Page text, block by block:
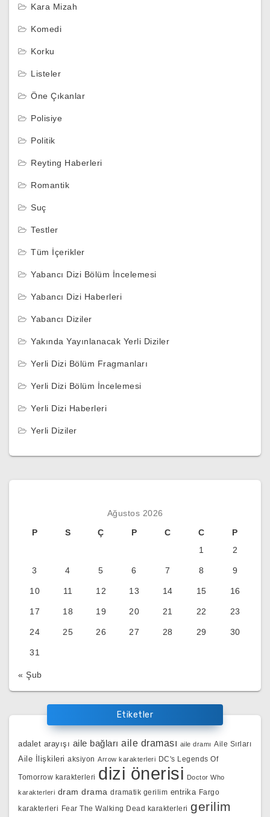
Kara Mizah
Komedi
Korku
Listeler
Öne Çıkanlar
Polisiye
Politik
Reyting Haberleri
Romantik
Suç
Testler
Tüm İçerikler
Yabancı Dizi Bölüm İncelemesi
Yabancı Dizi Haberleri
Yabancı Diziler
Yakında Yayınlanacak Yerli Diziler
Yerli Dizi Bölüm Fragmanları
Yerli Dizi Bölüm İncelemesi
Yerli Dizi Haberleri
Yerli Diziler
Ağustos 2026
P
S Ç P C C
P
1
2
3 4 5 6 7 8 9
10 11 12 13 14 15 16
17 18 19 20 21 22 23
24 25 26 27 28 29 30
31
« Şub
Etiketler
adalet arayışı aile bağları aile draması aile dramı Aile Sırları
Aile İlişkileri aksiyon Arrow karakterleri DC's Legends Of
Tomorrow karakterleri dizi önerisi Doctor Who
karakterleri dram drama dramatik gerilim entrika Fargo
karakterleri Fear The Walking Dead karakterleri gerilim